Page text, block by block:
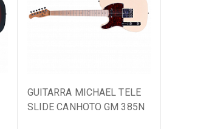
GUITARRA MICHAEL TELE
SLIDE CANHOTO GM 385N